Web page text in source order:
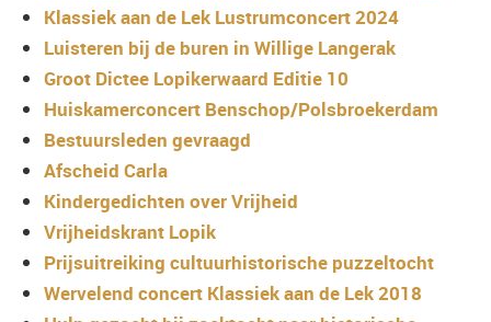
Klassiek aan de Lek Lustrumconcert 2024
Luisteren bij de buren in Willige Langerak
Groot Dictee Lopikerwaard Editie 10
Huiskamerconcert Benschop/Polsbroekerdam
Bestuursleden gevraagd
Afscheid Carla
Kindergedichten over Vrijheid
Vrijheidskrant Lopik
Prijsuitreiking cultuurhistorische puzzeltocht
Wervelend concert Klassiek aan de Lek 2018